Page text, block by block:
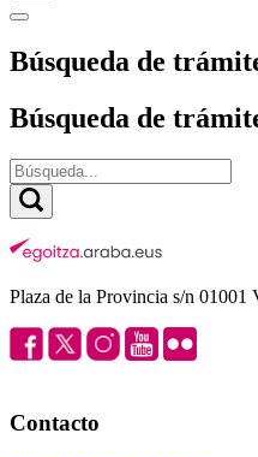
Búsqueda de
Búsqueda de
Plaza de la Provincia s/n 01001
Contacto